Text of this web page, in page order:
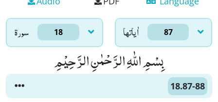
سورۃ 18 اٰياتها 87
بِسْمِ اللّٰهِ الرَّحْمٰنِ الرَّحِیْمِ
18.87-88